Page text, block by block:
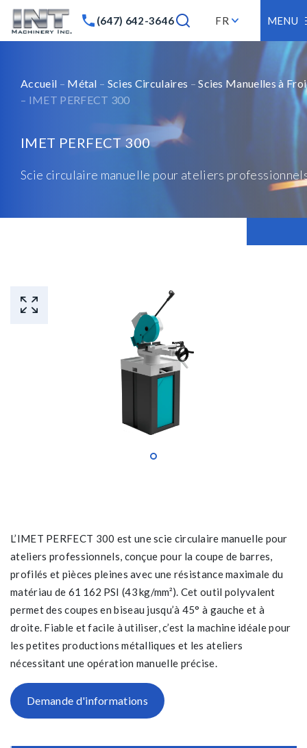
(647) 642-3646 FR MENU
Accueil – Métal – Scies Circulaires –Scies Manuelles à
– IMET PERFECT 300
IMET PERFECT 300
Scie circulaire manuelle pour ateliers
L’IMET PERFECT 300 est une scie circulaire manuelle pour
ateliers professionnels, conçue pour la coupe de barres,
profilés et pièces pleines avec une résistance maximale du
matériau de 61 162 PSI (43 kg/mm²). Cet outil polyvalent
permet des coupes en biseau jusqu’à 45° à gauche et à
droite. Fiable et facile à utiliser, c’est la machine idéale pour
les petites productions métalliques et les ateliers
nécessitant une opération manuelle précise.
Demande d'informations